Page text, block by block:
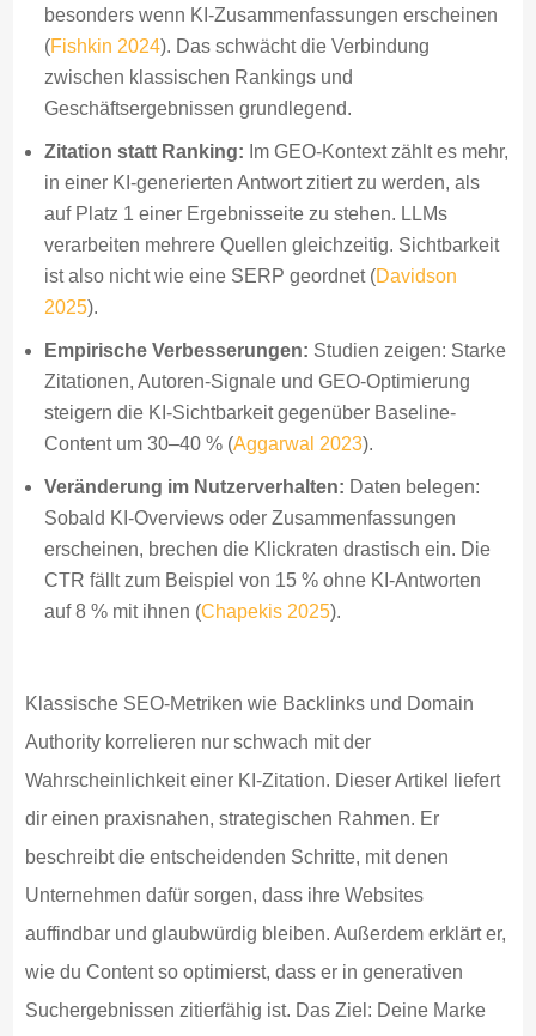
besonders wenn KI-Zusammenfassungen erscheinen
(Fishkin 2024). Das schwächt die Verbindung
zwischen klassischen Rankings und
Geschäftsergebnissen grundlegend.
Zitation statt Ranking: Im GEO-Kontext zählt es mehr,
in einer KI-generierten Antwort zitiert zu werden, als
auf Platz 1 einer Ergebnisseite zu stehen. LLMs
verarbeiten mehrere Quellen gleichzeitig. Sichtbarkeit
ist also nicht wie eine SERP geordnet (Davidson
2025).
Empirische Verbesserungen: Studien zeigen: Starke
Zitationen, Autoren-Signale und GEO-Optimierung
steigern die KI-Sichtbarkeit gegenüber Baseline-
Content um 30–40 % (Aggarwal 2023).
Veränderung im Nutzerverhalten: Daten belegen:
Sobald KI-Overviews oder Zusammenfassungen
erscheinen, brechen die Klickraten drastisch ein. Die
CTR fällt zum Beispiel von 15 % ohne KI-Antworten
auf 8 % mit ihnen (Chapekis 2025).
Klassische SEO-Metriken wie Backlinks und Domain
Authority korrelieren nur schwach mit der
Wahrscheinlichkeit einer KI-Zitation. Dieser Artikel liefert
dir einen praxisnahen, strategischen Rahmen. Er
beschreibt die entscheidenden Schritte, mit denen
Unternehmen dafür sorgen, dass ihre Websites
auffindbar und glaubwürdig bleiben. Außerdem erklärt er,
wie du Content so optimierst, dass er in generativen
Suchergebnissen zitierfähig ist. Das Ziel: Deine Marke